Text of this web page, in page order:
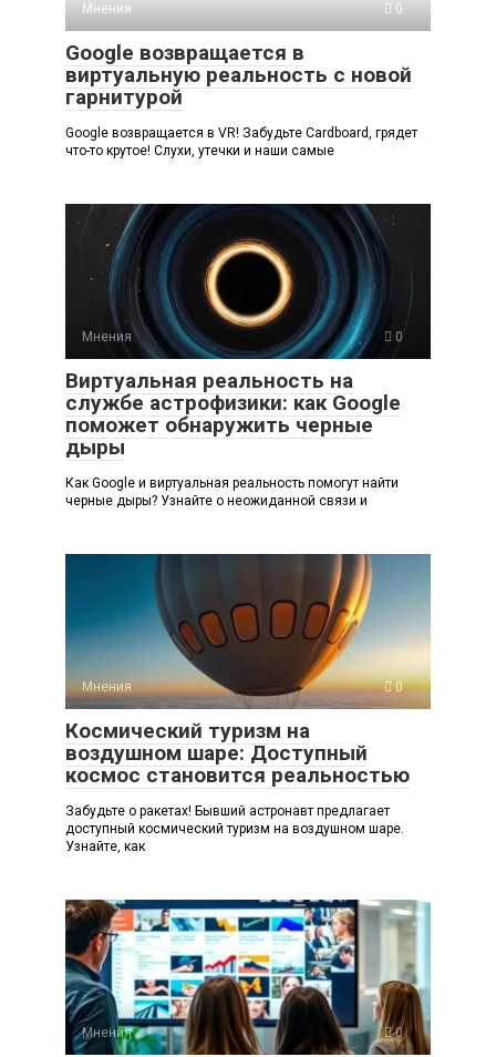
Мнения
0
Google возвращается в
виртуальную реальность с новой
гарнитурой
Google возвращается в VR! Забудьте Cardboard, грядет
что-то крутое! Слухи, утечки и наши самые
Мнения 0
Виртуальная реальность на
службе астрофизики: как Google
поможет обнаружить черные
дыры
Как Google и виртуальная реальность помогут найти
черные дыры? Узнайте о неожиданной связи и
Мнения 0
Космический туризм на
воздушном шаре: Доступный
космос становится реальностью
Забудьте о ракетах! Бывший астронавт предлагает
доступный космический туризм на воздушном шаре.
Узнайте, как
Мнения 0